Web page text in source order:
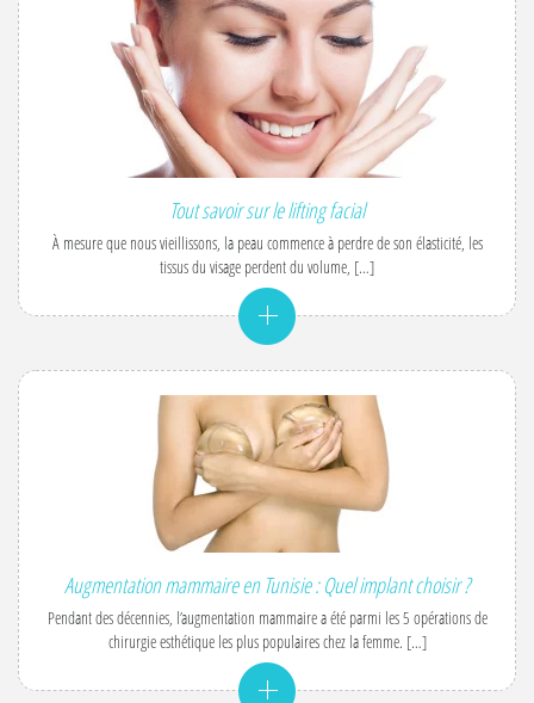
Tout savoir sur le lifting facial
À mesure que nous vieillissons, la peau commence à perdre de son élasticité, les
tissus du visage perdent du volume, […]
Augmentation mammaire en Tunisie : Quel implant choisir ?
Pendant des décennies, l’augmentation mammaire a été parmi les 5 opérations de
chirurgie esthétique les plus populaires chez la femme. […]